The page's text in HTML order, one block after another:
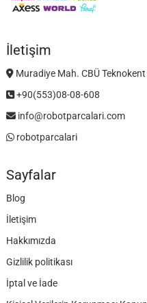
İletişim
Muradiye Mah. CBÜ
+90(553)08-08-608
info@robotparcalari.com
robotparcalari
Sayfalar
Blog
İletişim
Hakkımızda
Gizlilik politikası
İptal ve İade